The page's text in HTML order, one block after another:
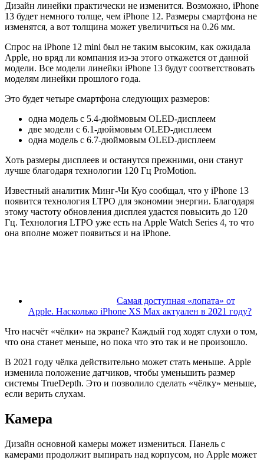
Дизайн линейки практически не изменится. Возможно, iPhone
13 будет немного толще, чем iPhone 12. Размеры смартфона не
изменятся, а вот толщина может увеличиться на 0.26 мм.
Спрос на iPhone 12 mini был не таким высоким, как ожидала
Apple, но вряд ли компания из-за этого откажется от данной
модели. Все модели линейки iPhone 13 будут соответствовать
моделям линейки прошлого года.
Это будет четыре смартфона следующих размеров:
одна модель с 5.4-дюймовым OLED-дисплеем
две модели с 6.1-дюймовым OLED-дисплеем
одна модель с 6.7-дюймовым OLED-дисплеем
Хоть размеры дисплеев и останутся прежними, они станут
лучше благодаря технологии 120 Гц ProMotion.
Известный аналитик Минг-Чи Куо сообщал, что у iPhone 13
появится технология LTPO для экономии энергии. Благодаря
этому частоту обновления дисплея удастся повысить до 120
Гц. Технология LTPO уже есть на Apple Watch Series 4, то что
она вполне может появиться и на iPhone.
Самая доступная «лопата» от
Apple. Насколько iPhone XS Max актуален в 2021 году?
Что насчёт «чёлки» на экране? Каждый год ходят слухи о том,
что она станет меньше, но пока что это так и не произошло.
В 2021 году чёлка действительно может стать меньше. Apple
изменила положение датчиков, чтобы уменьшить размер
системы TrueDepth. Это и позволило сделать «чёлку» меньше,
если верить слухам.
Камера
Дизайн основной камеры может измениться. Панель с
камерами продолжит выпирать над корпусом, но Apple может